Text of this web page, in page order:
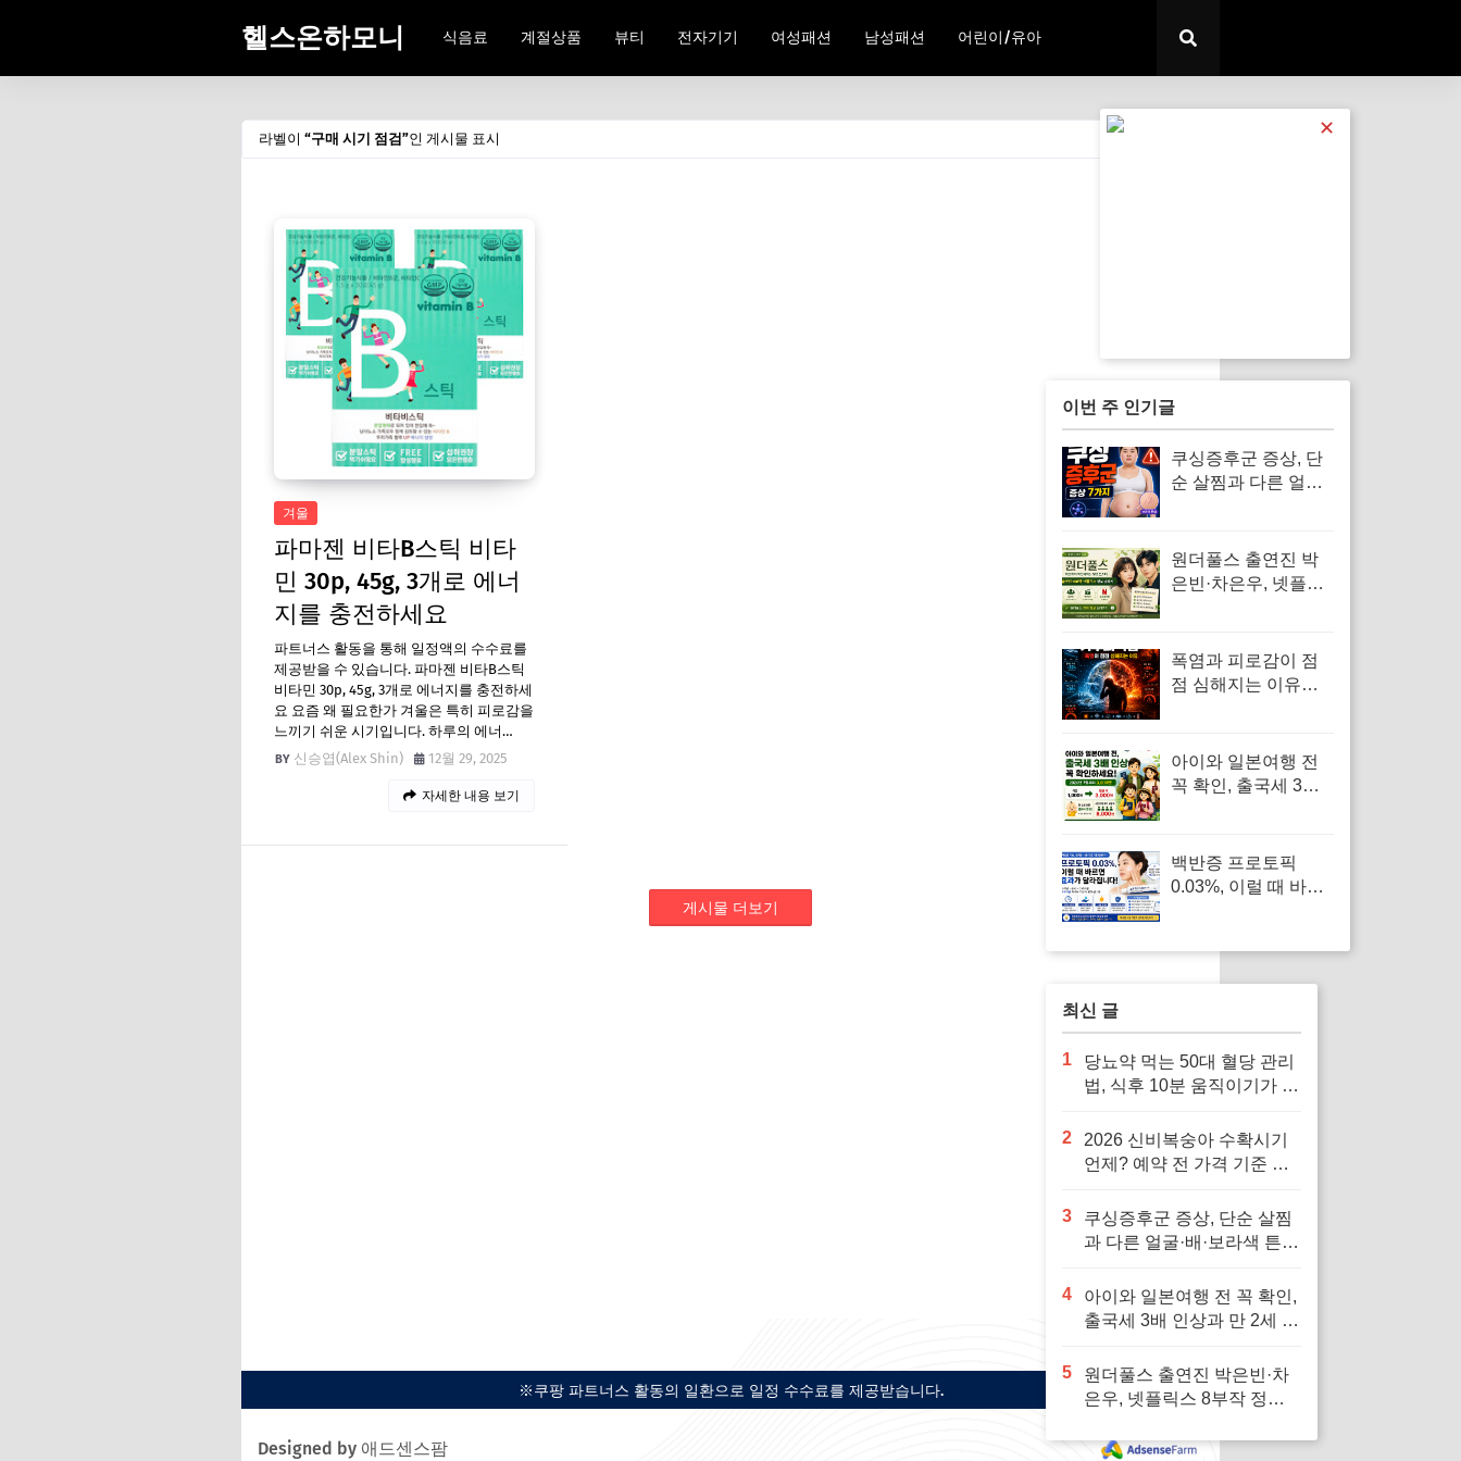
헬스온하모니 식음료 계절상품 뷰티 전자기기 여성패션 남성패션 어린이/유아
라벨이 구매 시기 점검 인 게시물 표시
겨울
파마젠 비타B스틱 비타
민 30p, 45g, 3개로 에너
지를 충전하세요
파트너스 활동을 통해 일정액의 수수료를
제공받을 수 있습니다. 파마젠 비타B스틱
비타민 30p, 45g, 3개로 에너지를 충전하세
요 요즘 왜 필요한가 겨울은 특히 피로감을
느끼기 쉬운 시기입니다. 하루의 에너…
신승엽(Alex Shin)
12월 29, 2025
자세한 내용 보기
게시물 더보기
※쿠팡 파트너스 활동의 일환으로 일정 수수료를 제공받습니다.
Designed by 애드센스팜
✕
이번 주 인기글
쿠싱증후군 증상, 단
순 살찜과 다른 얼굴·
원더풀스 출연진 박
은빈·차은우, 넷플릭
폭염과 피로감이 점
점 심해지는 이유…
다
아이와 일본여행 전
꼭 확인, 출국세 3배
백반증 프로토픽
0.03%, 이럴 때 바르
최신 글
1
당뇨약 먹는 50대 혈당 관리
법, 식후 10분 움직이기가 답
2
2026 신비복숭아 수확시기
언제? 예약 전 가격 기준 모
3
쿠싱증후군 증상, 단순 살찜
과 다른 얼굴·배·보라색 튼살
4
아이와 일본여행 전 꼭 확인,
출국세 3배 인상과 만 2세 미
5
원더풀스 출연진 박은빈·차
은우, 넷플릭스 8부작 정보